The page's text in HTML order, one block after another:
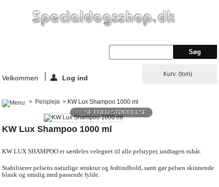
Kurv: (tom)
Velkommen Log ind
> Pelspleje > KW Lux Shampoo 1000 ml
SE FULD STØRRELSE
KW Lux Shampoo 1000 ml
KW LUX SHAMPOO er særdeles velegnet til alle pelstyper, undtagen ruhår.
Stabiliserer pelsens naturlige struktur og fedtindhold, samt gør pelsen skinnende
blank og smidig med passende fylde.